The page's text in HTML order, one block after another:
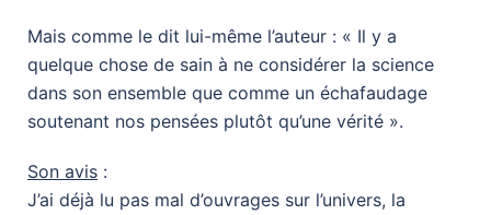
Mais comme le dit lui-même l’auteur : « Il y a
quelque chose de sain à ne considérer la science
dans son ensemble que comme un échafaudage
soutenant nos pensées plutôt qu’une vérité ».
Son avis :
J’ai déjà lu pas mal d’ouvrages sur l’univers, la